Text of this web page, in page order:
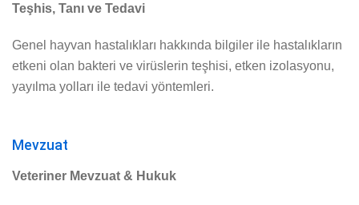
Teşhis, Tanı ve Tedavi
Genel hayvan hastalıkları hakkında bilgiler ile hastalıkların
etkeni olan bakteri ve virüslerin teşhisi, etken izolasyonu,
yayılma yolları ile tedavi yöntemleri.
Mevzuat
Veteriner Mevzuat & Hukuk